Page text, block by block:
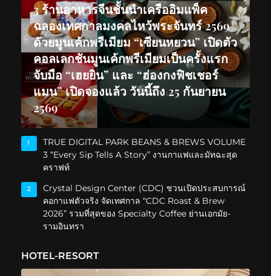
3 ร้านอาหารจีนชั้นนำเครืออิมแพ็ค
ฉลองเทศกาลมงคลไหว้พระจันทร์ 2569
ด้วยมูนเค้กพรีเมียม “เซียนหยวน” เปิดตัว
คอลเลกชันมูนเค้กพรีเมียมเป็นครั้งแรก
จับมือ “เฮยยิน” และ “ฮ่องกงฟิชเชอร์
แมน” เปิดจองแล้ว วันนี้ถึง 25 กันยายน
2569
1
TRUE DIGITAL PARK BEANS & BREWS VOLUME
3 “Every Sip Tells A Story” งานกาแฟและมัทฉะสุด
คราฟท์
2
Crystal Design Center (CDC) ชวนเปิดประสบการณ์
คอกาแฟตัวจริง จัดเทศกาล “CDC Roast & Brew
2026” รวมที่สุดของ Specialty Coffee ย่านเอกมัย-
รามอินทรา
HOTEL-RESORT